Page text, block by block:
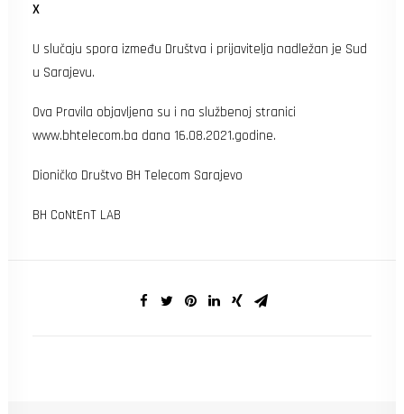
X
U slučaju spora između Društva i prijavitelja nadležan je Sud
u Sarajevu.
Ova Pravila objavljena su i na službenoj stranici
www.bhtelecom.ba dana 16.08.2021.godine.
Dioničko Društvo BH Telecom Sarajevo
BH CoNtEnT LAB